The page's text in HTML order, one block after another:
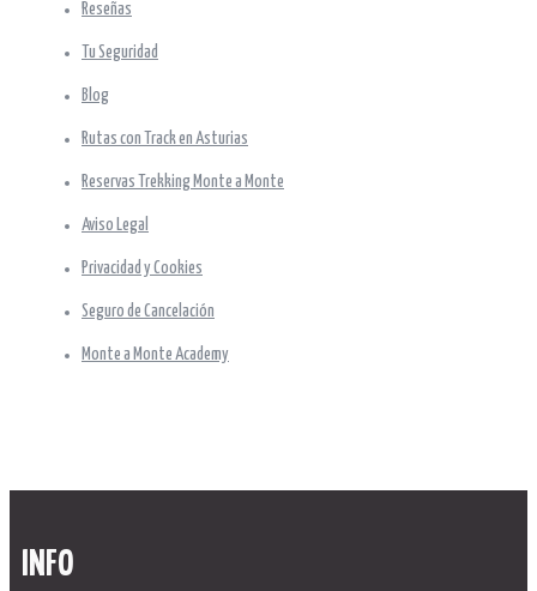
Reseñas
Tu Seguridad
Blog
Rutas con Track en Asturias
Reservas Trekking Monte a Monte
Aviso Legal
Privacidad y Cookies
Seguro de Cancelación
Monte a Monte Academy
INFO